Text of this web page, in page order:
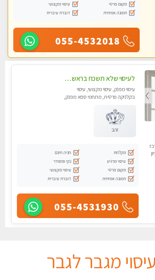
מקום פרטי
עיסוי מקצועי
תמונה אמיתית
דוברת עיברית
055-4532018
לעיסוי שלא תשכח בראשון לציון
עיסוי מפנק, עיסוי מקצועי, עיסוי
בקלניקה פרטית, מתחמי ספא מפנק,
זהב
מקלחת
חניה חינם
עיסוי מרגיע
נקי ומסודר
מקום פרטי
עיסוי מקצועי
תמונה אמיתית
דוברת עיברית
055-4531930
מגבר לגבר